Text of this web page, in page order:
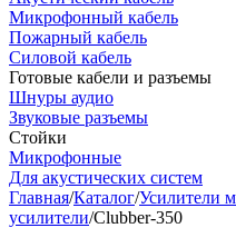
Микрофонный кабель
Пожарный кабель
Силовой кабель
Готовые кабели и разъемы
Шнуры аудио
Звуковые разъемы
Стойки
Микрофонные
Для акустических систем
Главная/Каталог/Усилители
усилители/Clubber-350